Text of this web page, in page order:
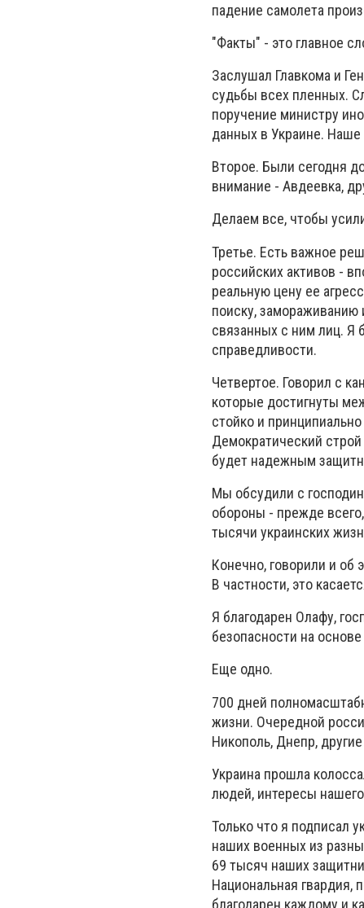
падение самолета
"Факты" - это главное
Заслушал Главкома и
судьбы всех пленных.
поручение министру
данных в Украине. Наше
Второе. Были сегодня
внимание - Авдеевка,
Делаем все, чтобы
Третье. Есть важное
российских активов -
реальную цену ее
поиску, замораживанию
связанных с ним лиц. Я
справедливости.
Четвертое. Говорил с
которые достигнуты
стойко и
Демократический
будет надежным
Мы обсудили с
обороны - прежде
тысячи украинских
Конечно, говорили и об
В частности, это
Я благодарен Олафу,
безопасности на
Еще одно.
700 дней
жизни. Очередной
Никополь, Днепр,
Украина прошла
людей, интересы нашего
Только что я подписал
наших военных из
69 тысяч наших
Национальная гвардия,
благодарен каждому и